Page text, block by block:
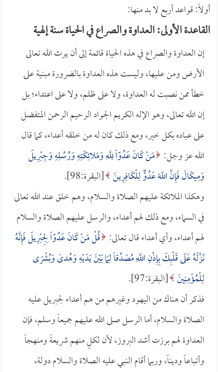
أولاً: قواعد أربع لا بد منها:
القاعدة الأولى: العداوة والصراع في الحياة سنة إلهية
إن العداوة والصراع في هذه الحياة قائمة إلى أن يرث الله تعالى
الأرض ومن عليها، وليست هذه العداوة بالضرورة مبنية على
خطأ ممن نصبت له العداوة، ولا على ظلم، ولا على اعتداء؛ بل
إن الله تعالى، وهو الإله الكريم الجواد الرحيم الرحمن المتفضل
على عباده بكل خير، ومع ذلك كان له من خلقه أعداء، كما قال
الله عز وجل: مَنْ كَانَ عَدُوّاً لِلَّهِ وَمَلائِكَتِهِ وَرُسُلِهِ وَجِبْرِيلَ
وَمِيكَالَ فَإِنَّ اللَّهَ عَدُوٌّ لِلْكَافِرِينَ [البقرة:98].
وهكذا الملائكة عليهم الصلاة والسلام، وهم خلق عند الله تعالى
في السماء، ومع ذلك لهم أعداء، والرسل عليهم الصلاة والسلام
لهم أعداء، وأي أعداء قال تعالى: قُلْ مَنْ كَانَ عَدُوّاً لِجِبْرِيلَ فَإِنَّهُ
نَزَّلَهُ عَلَى قَلْبِكَ بِإِذْنِ اللَّهِ مُصَدِّقاً لِمَا بَيْنَ يَدَيْهِ وَهُدىً وَبُشْرَى
لِلْمُؤْمِنِينَ [البقرة:97].
فذكر أن هناك من اليهود وغيرهم من هم أعداء لجبريل عليه
الصلاة والسلام، أما الرسل صلى الله عليهم جميعاً وسلم، فإن
العداوة لهم برزت أشد البروز، لأن لكلٍ منهم شريعةً ومنهجاً
وأتباعاً وديناً، وربما أقام النبي عليه الصلاة والسلام دولة،